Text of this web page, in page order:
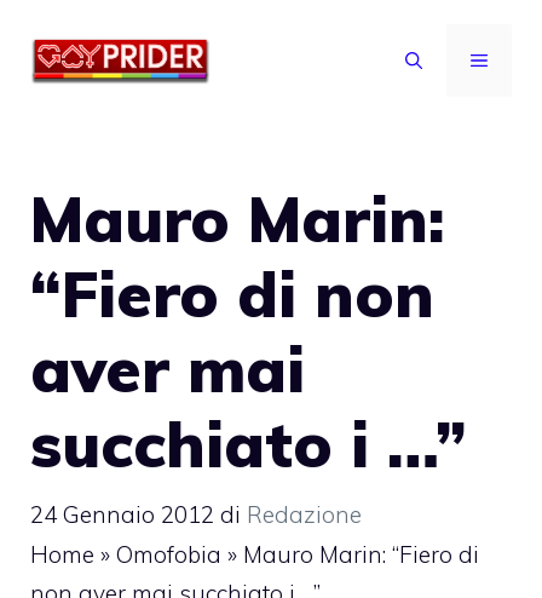
MENU
Mauro Marin:
“Fiero di non
aver mai
succhiato i …”
24 Gennaio 2012 di Redazione
Home » Omofobia » Mauro Marin: “Fiero di